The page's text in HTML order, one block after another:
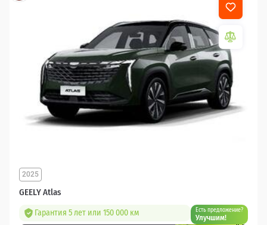
GEELY Atlas
2025
Гарантия 5 лет или 150 000 км Есть предложение?
Улучшим!